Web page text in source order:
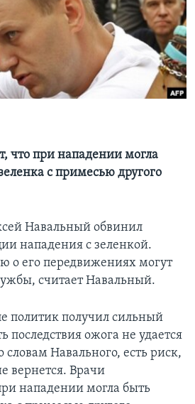
что при нападении могла
с примесью другого
Навальный обвинил
нападения с зеленкой.
о его передвижениях могут
считает Навальный.
политик получил сильный
последствия ожога не удается
Навального, есть риск,
вернется. Врачи
нападении могла быть